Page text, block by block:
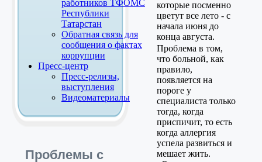
работников ТФОМС
Республики
Татарстан
Обратная связь для
сообщения о фактах
коррупции
Пресс-центр
Пресс-релизы,
выступления
Видеоматериалы
Проблемы с
которые посменно
цветут все лето - с
начала июня до
конца августа.
Проблема в том,
что больной, как
правило,
появляется на
пороге у
специалиста только
тогда, когда
приспичит, то есть
когда аллергия
успела развиться и
мешает жить.